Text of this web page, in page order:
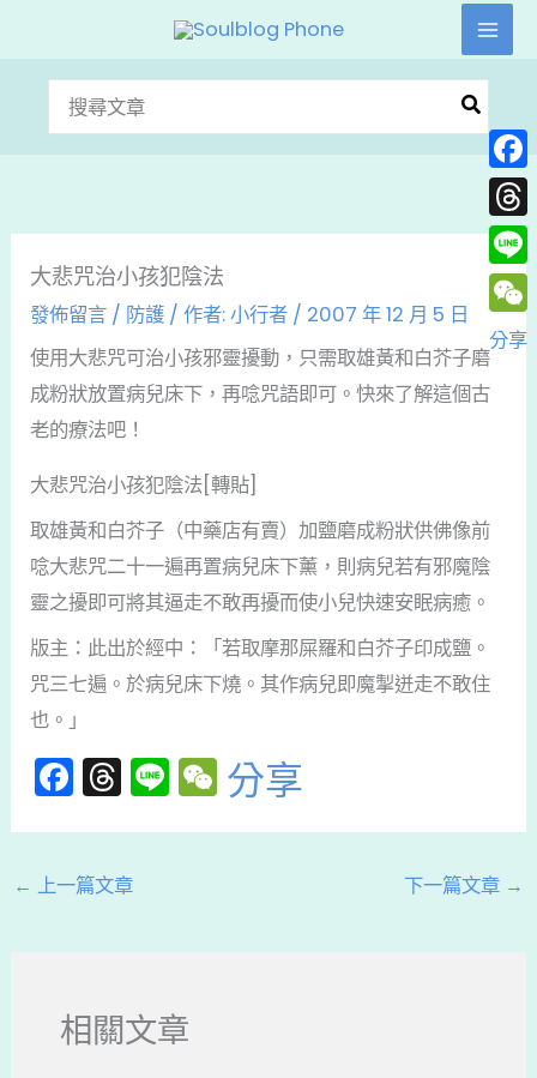
尋：
大悲咒治小孩犯陰法
發佈留言 / 防護 / 作者:小行者 / 2007 年 12 月 5 日
使用大悲咒可治小孩邪靈擾動，只需取雄黃和白芥子磨
成粉狀放置病兒床下，再唸咒語即可。快來了解這個古
老的療法吧！
大悲咒治小孩犯陰法[轉貼]
取雄黃和白芥子（中藥店有賣）加鹽磨成粉狀供佛像前
唸大悲咒二十一遍再置病兒床下薰，則病兒若有邪魔陰
靈之擾即可將其逼走不敢再擾而使小兒快速安眠病癒。
版主：此出於經中：「若取摩那屎羅和白芥子印成鹽。
咒三七遍。於病兒床下燒。其作病兒即魔掣迸走不敢住
也。」
F
e
o
k
T
a
Li W
e
分享
← 上一篇文章 下一篇文章 →
相關文章
Line
分享